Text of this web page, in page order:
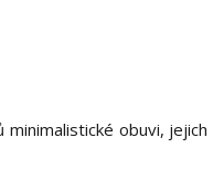
obuvi,